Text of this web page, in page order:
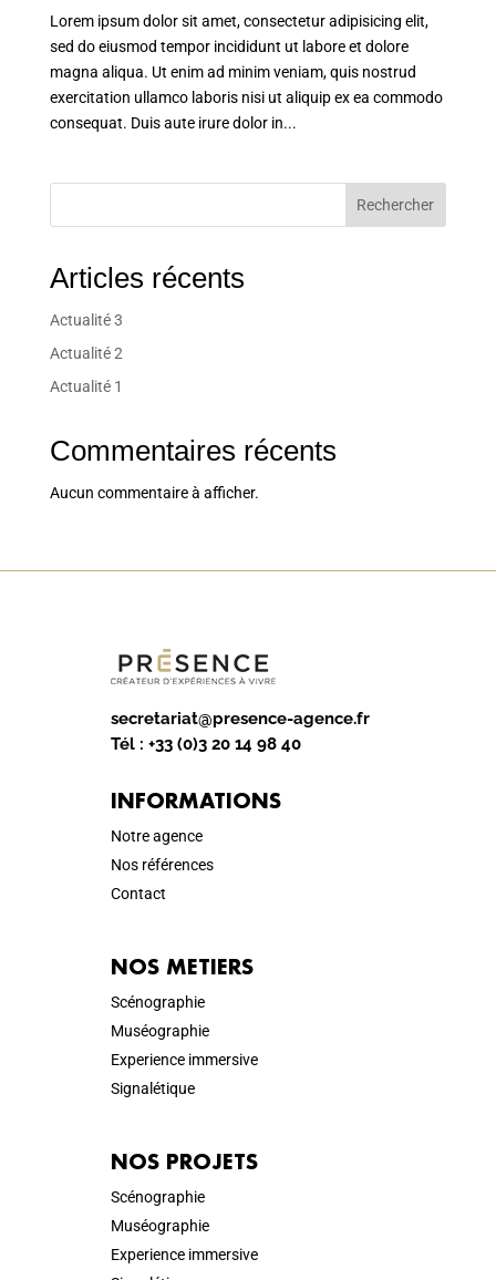
Lorem ipsum dolor sit amet, consectetur adipisicing elit,
sed do eiusmod tempor incididunt ut labore et dolore
magna aliqua. Ut enim ad minim veniam, quis nostrud
exercitation ullamco laboris nisi ut aliquip ex ea commodo
consequat. Duis aute irure dolor in...
Rechercher
Articles récents
Actualité 3
Actualité 2
Actualité 1
Commentaires récents
Aucun commentaire à afficher.
secretariat@presence-agence.fr
Tél : +33 (0)3 20 14 98 40
INFORMATIONS
Notre agence
Nos références
Contact
NOS METIERS
Scénographie
Muséographie
Experience immersive
Signalétique
NOS PROJETS
Scénographie
Muséographie
Experience immersive